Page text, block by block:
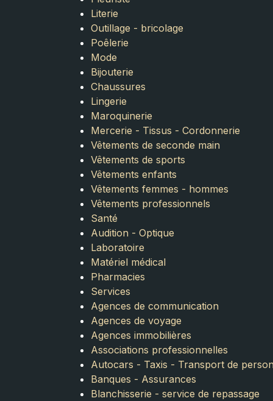
Literie
Outillage - bricolage
Poêlerie
Mode
Bijouterie
Chaussures
Lingerie
Maroquinerie
Mercerie - Tissus - Cordonnerie
Vêtements de seconde main
Vêtements de sports
Vêtements enfants
Vêtements femmes - hommes
Vêtements professionnels
Santé
Audition - Optique
Laboratoire
Matériel médical
Pharmacies
Services
Agences de communication
Agences de voyage
Agences immobilières
Associations professionnelles
Autocars - Taxis - Transport de
Banques - Assurances
Blanchisserie - service de repassage